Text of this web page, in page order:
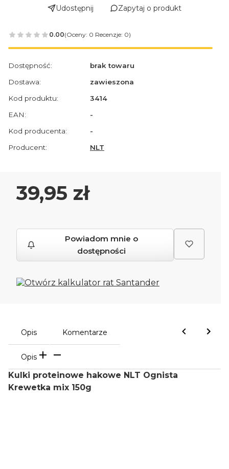
Udostępnij Zapytaj o produkt
0.00(Oceny: 0 Recenzje: 0)
Dostępność:
brak towaru
Dostawa:
zawieszona
Kod produktu:
3414
EAN:
-
Kod producenta:
-
Producent:
NLT
Cena
39,95 zł
Powiadom mnie o
dostępności
Opis Komentarze
Opis
Kulki proteinowe hakowe NLT Ognista
Krewetka mix 150g